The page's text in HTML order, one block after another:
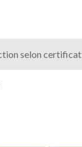
selon certificat